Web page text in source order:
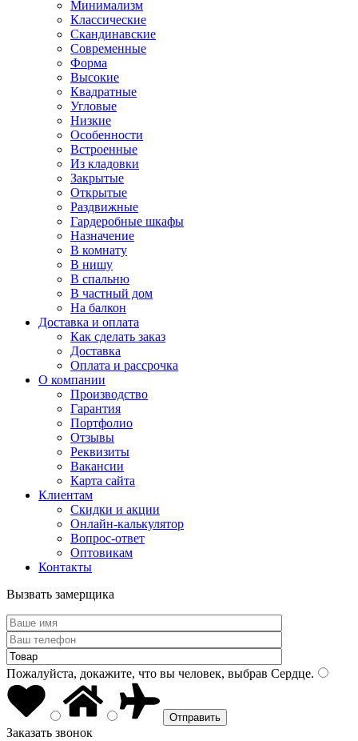
Минимализм
Классические
Скандинавские
Современные
Форма
Высокие
Квадратные
Угловые
Низкие
Особенности
Встроенные
Из кладовки
Закрытые
Открытые
Раздвижные
Гардеробные шкафы
Назначение
В комнату
В нишу
В спальню
В частный дом
На балкон
Доставка и оплата
Как сделать заказ
Доставка
Оплата и рассрочка
О компании
Производство
Гарантия
Портфолио
Отзывы
Реквизиты
Вакансии
Карта сайта
Клиентам
Скидки и акции
Онлайн-калькулятор
Вопрос-ответ
Оптовикам
Контакты
Вызвать замерщика
Пожалуйста, докажите, что вы человек, выбрав Сердце.
Заказать звонок